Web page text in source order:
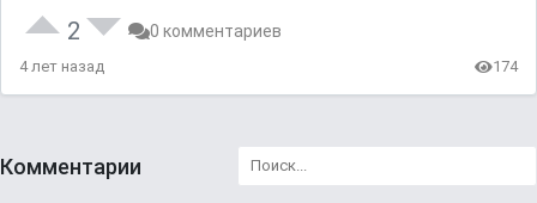
2 0 комментариев
4 лет назад 174
Комментарии